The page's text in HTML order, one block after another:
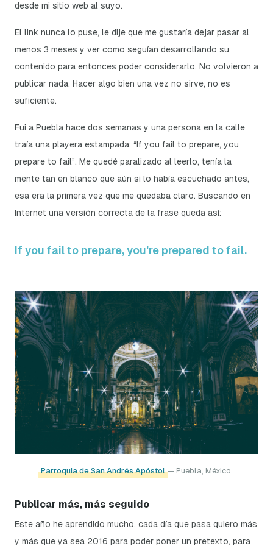
desde mi sitio web al suyo.
El link nunca lo puse, le dije que me gustaría dejar pasar al
menos 3 meses y ver como seguían desarrollando su
contenido para entonces poder considerarlo. No volvieron a
publicar nada. Hacer algo bien una vez no sirve, no es
suficiente.
Fui a Puebla hace dos semanas y una persona en la calle
traía una playera estampada: “If you fail to prepare, you
prepare to fail”. Me quedé paralizado al leerlo, tenía la
mente tan en blanco que aún si lo había escuchado antes,
esa era la primera vez que me quedaba claro. Buscando en
Internet una versión correcta de la frase queda así:
If you fail to prepare, you're prepared to fail.
Parroquia de San Andrés Apóstol— Puebla, México.
Publicar más, más seguido
Este año he aprendido mucho, cada día que pasa quiero más
y más que ya sea 2016 para poder poner un pretexto, para